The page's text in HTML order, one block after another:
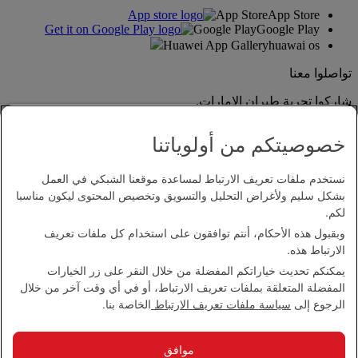
App StoreApp Store
Google PlayGoogle Play
Huawei App Galleryhuawai os
تواصلوا معنا
شاركوا تجربة طيران الإمارات.
بيان إمكانية الدخول
اتصل بنا
سياسة الخصوصية
الشروط والأحكام
سياسة ملفات تعريف الارتباط
بيان الشفافية بموجب قانون مكافحة العبودية الحديثة
خصوصيتكم من أولوياتنا
نستخدم ملفات تعريف الارتباط لمساعدة موقعنا الشبكي في العمل
بشكل سليم ولأغراض التحليل والتسويق وتخصيص المحتوى ليكون مناسبا
لكم.
وبقبول هذه الأحكام، أنتم توافقون على استخدام كل ملفات تعريف
الارتباط هذه.
يمكنكم تحديث خياراتكم المفضلة من خلال النقر على زر الخيارات
المفضلة المتعلقة بملفات تعريف الارتباط، أو في أي وقت آخر من خلال
الرجوع إلى سياسة ملفات تعريف الارتباط الخاصة بنا.
موافق